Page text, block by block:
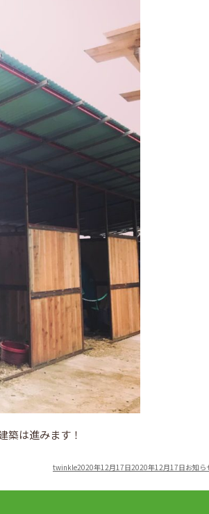
築は進みます！
Author
twinklePosted
2020年12月17日2020年12月17日お知ら